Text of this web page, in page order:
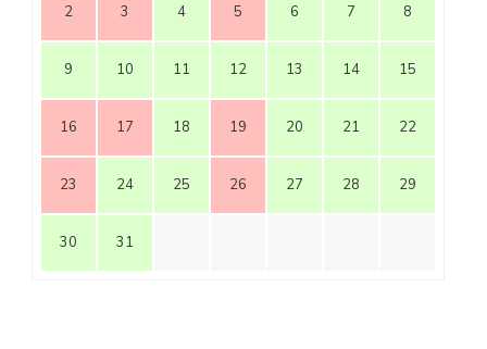
2 3 4 5 6 7 8
9 10 11 12 13 14 15
16 17 18 19 20 21 22
23 24 25 26 27 28 29
30 31